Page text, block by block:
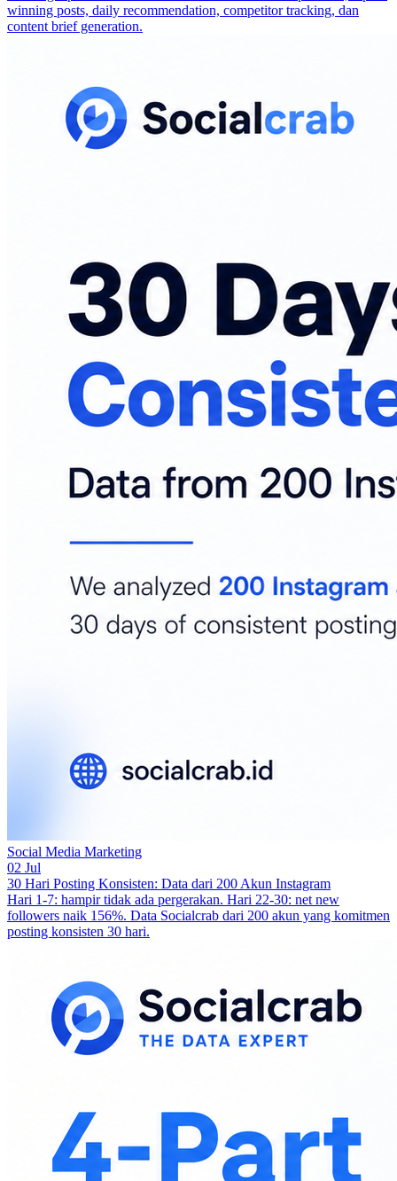
winning posts, daily recommendation, competitor tracking, dan
content brief generation.
Social Media Marketing
02 Jul
30 Hari Posting Konsisten: Data dari 200 Akun Instagram
Hari 1-7: hampir tidak ada pergerakan. Hari 22-30: net new
followers naik 156%. Data Socialcrab dari 200 akun yang komitmen
posting konsisten 30 hari.